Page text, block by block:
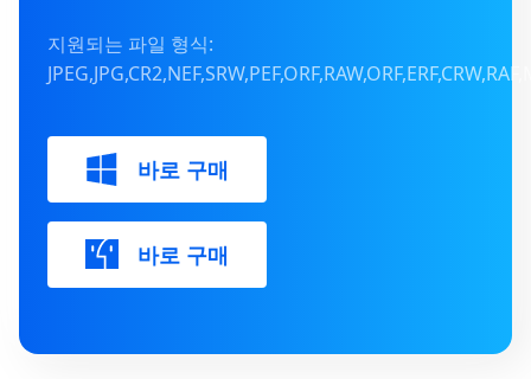
지원되는 파일 형식:
바로 구매
바로 구매